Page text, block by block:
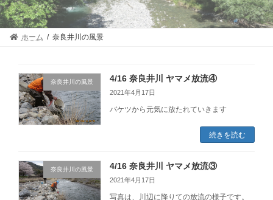
ホーム 奈良井川の風景
奈良井川の風景 4/16 奈良井川 ヤマメ放流④
2021年4月17日
バケツから元気に放たれていきます
続きを読む
奈良井川の風景 4/16 奈良井川 ヤマメ放流③
2021年4月17日
写真は、川辺に降りての放流の様子です。